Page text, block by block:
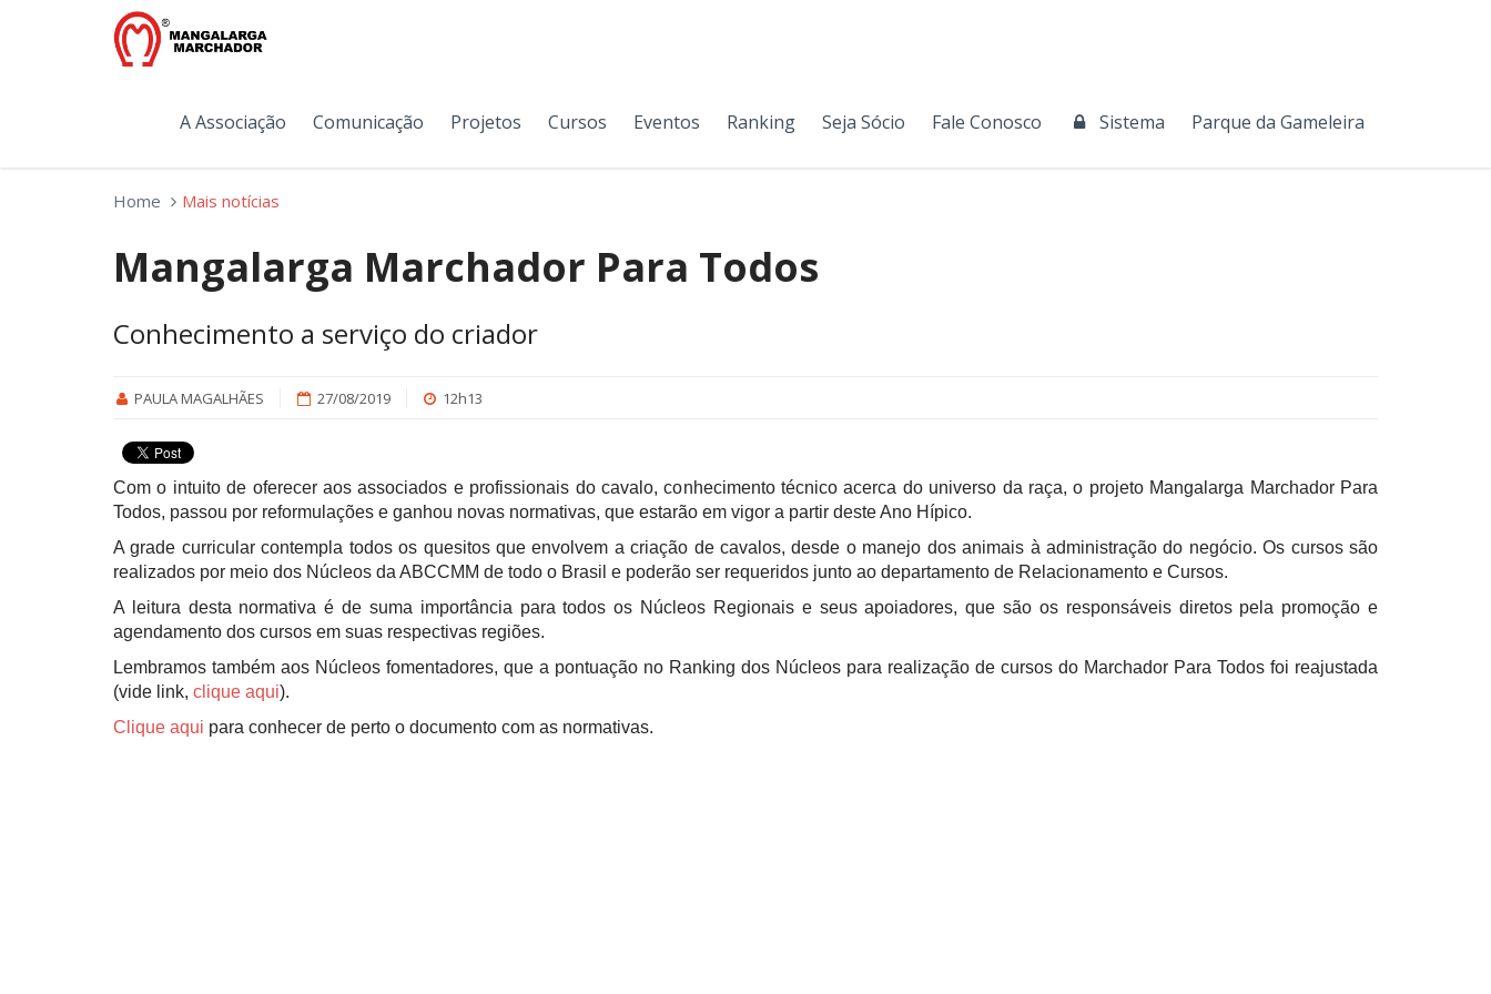
A Associação Comunicação Projetos Cursos Eventos Ranking Seja Sócio Fale Conosco Sistema Parque da Gameleira
Home Mais notícias
Mangalarga Marchador Para Todos
Conhecimento a serviço do criador
PAULA MAGALHÃES 27/08/2019 12h13
Com o intuito de oferecer aos associados e profissionais do cavalo, conhecimento técnico acerca do universo da raça, o projeto Mangalarga Marchador Para
Todos, passou por reformulações e ganhou novas normativas, que estarão em vigor a partir deste Ano Hípico.
A grade curricular contempla todos os quesitos que envolvem a criação de cavalos, desde o manejo dos animais à administração do negócio. Os cursos são
realizados por meio dos Núcleos da ABCCMM de todo o Brasil e poderão ser requeridos junto ao departamento de Relacionamento e Cursos.
A leitura desta normativa é de suma importância para todos os Núcleos Regionais e seus apoiadores, que são os responsáveis diretos pela promoção e
agendamento dos cursos em suas respectivas regiões.
Lembramos também aos Núcleos fomentadores, que a pontuação no Ranking dos Núcleos para realização de cursos do Marchador Para Todos foi reajustada
(vide link, clique aqui).
Clique aqui para conhecer de perto o documento com as normativas.